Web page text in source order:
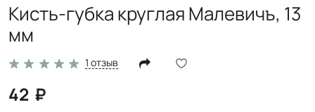
Кисть-губка круглая Малевичъ, 13
мм
1 отзыв
42